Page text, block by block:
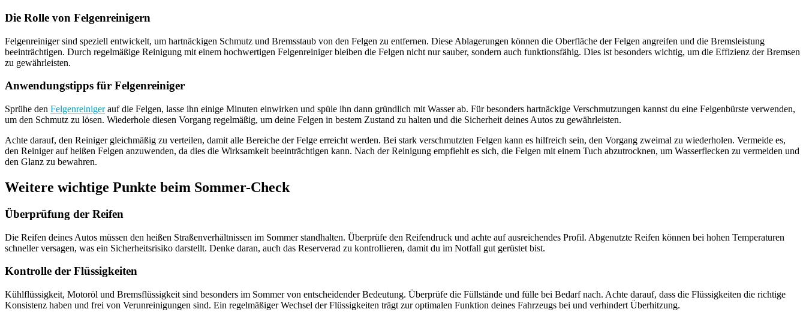
Die Rolle von Felgenreinigern
Felgenreiniger sind speziell entwickelt, um hartnäckigen Schmutz und Bremsstaub von den Felgen zu entfernen. Diese Ablagerungen können die Oberfläche der Felgen angreifen und die Bremsleistung
beeinträchtigen. Durch regelmäßige Reinigung mit einem hochwertigen Felgenreiniger bleiben die Felgen nicht nur sauber, sondern auch funktionsfähig. Dies ist besonders wichtig, um die Effizienz der Bremsen
zu gewährleisten.
Anwendungstipps für Felgenreiniger
Sprühe den Felgenreinigerauf die Felgen, lasse ihn einige Minuten einwirken und spüle ihn dann gründlich mit Wasser ab. Für besonders hartnäckige Verschmutzungen kannst du eine Felgenbürste verwenden,
um den Schmutz zu lösen. Wiederhole diesen Vorgang regelmäßig, um deine Felgen in bestem Zustand zu halten und die Sicherheit deines Autos zu gewährleisten.
Achte darauf, den Reiniger gleichmäßig zu verteilen, damit alle Bereiche der Felge erreicht werden. Bei stark verschmutzten Felgen kann es hilfreich sein, den Vorgang zweimal zu wiederholen. Vermeide es,
den Reiniger auf heißen Felgen anzuwenden, da dies die Wirksamkeit beeinträchtigen kann. Nach der Reinigung empfiehlt es sich, die Felgen mit einem Tuch abzutrocknen, um Wasserflecken zu vermeiden und
den Glanz zu bewahren.
Weitere wichtige Punkte beim Sommer-Check
Überprüfung der Reifen
Die Reifen deines Autos müssen den heißen Straßenverhältnissen im Sommer standhalten. Überprüfe den Reifendruck und achte auf ausreichendes Profil. Abgenutzte Reifen können bei hohen Temperaturen
schneller versagen, was ein Sicherheitsrisiko darstellt. Denke daran, auch das Reserverad zu kontrollieren, damit du im Notfall gut gerüstet bist.
Kontrolle der Flüssigkeiten
Kühlflüssigkeit, Motoröl und Bremsflüssigkeit sind besonders im Sommer von entscheidender Bedeutung. Überprüfe die Füllstände und fülle bei Bedarf nach. Achte darauf, dass die Flüssigkeiten die richtige
Konsistenz haben und frei von Verunreinigungen sind. Ein regelmäßiger Wechsel der Flüssigkeiten trägt zur optimalen Funktion deines Fahrzeugs bei und verhindert Überhitzung.